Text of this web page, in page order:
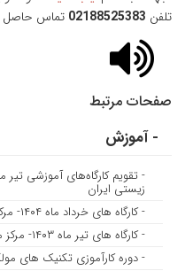
تلفن 02188525383 تماس حاصل
صفحات مرتبط
- آموزش
زیستی ایران
- کارگاه های خرداد ماه ۱۴۰۴- مرکز ملی ذخایر ژنتیکی و زیستی ایران
- کارگاه های تیر ماه ۱۴۰۳- مرکز ملی ذخایر ژنتیکی و زیستی ایران
- دوره کارآموزی تکنیک های